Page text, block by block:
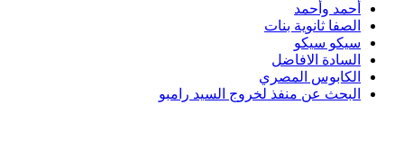
أحمد وأحمد
الصفا ثانوية بنات
سيكو سيكو
السادة الافاضل
الكابوس المصري
البحث عن منفذ لخروج السيد رامبو